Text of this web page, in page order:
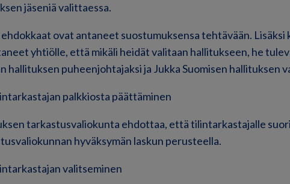
jäseniä valittaessa.
ehdokkaat ovat antaneet suostumuksensa tehtävään. Lisäksi
yhtiölle, että mikäli heidät valitaan hallitukseen, he
hallituksen puheenjohtajaksi ja Jukka Suomisen hallituksen
palkkiosta päättäminen
tarkastusvaliokunta ehdottaa, että tilintarkastajalle
hyväksymän laskun perusteella.
valitseminen